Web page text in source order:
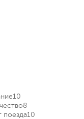
10
8
поезда10